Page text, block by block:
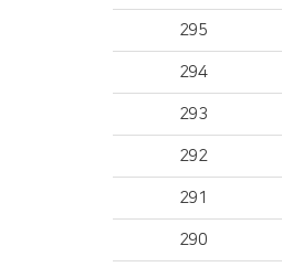
295
294
293
292
291
290